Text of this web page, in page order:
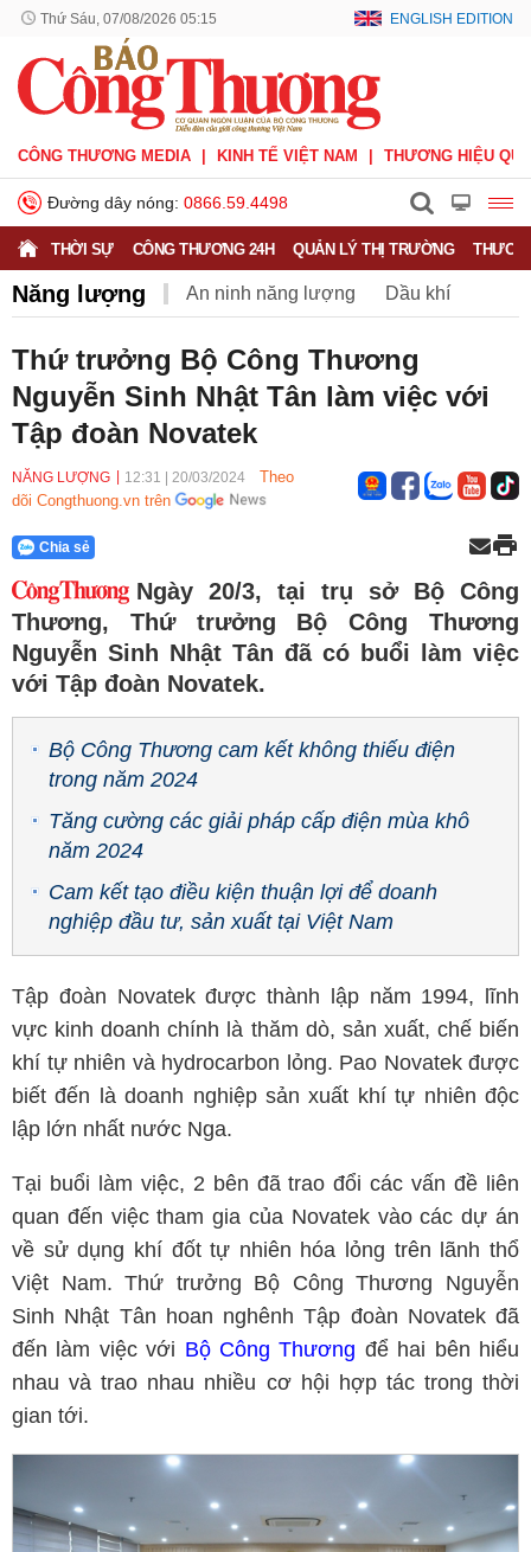
Thứ Sáu, 07/08/2026 05:15 ENGLISH EDITION
CÔNG THƯƠNG MEDIA KINH TẾ VIỆT NAM THƯƠNG HIỆU
Đường dây nóng: 0866.59.4498
THỜI SỰ CÔNG THƯƠNG 24H QUẢN LÝ THỊ TRƯỜNG
Năng lượng An ninh năng lượng Dầu khí
Thứ trưởng Bộ Công Thương
Nguyễn Sinh Nhật Tân làm việc với
Tập đoàn Novatek
NĂNG LƯỢNG 12:31 20/03/2024
Theo
dõi Congthuong.vn trên
Chia sẻ
Ngày 20/3, tại trụ sở Bộ Công
Thương, Thứ trưởng Bộ Công Thương
Nguyễn Sinh Nhật Tân đã có buổi làm việc
với Tập đoàn Novatek.
Bộ Công Thương cam kết không thiếu điện
trong năm 2024
Tăng cường các giải pháp cấp điện mùa khô
năm 2024
Cam kết tạo điều kiện thuận lợi để doanh
nghiệp đầu tư, sản xuất tại Việt Nam
Tập đoàn Novatek được thành lập năm 1994, lĩnh
vực kinh doanh chính là thăm dò, sản xuất, chế biến
khí tự nhiên và hydrocarbon lỏng. Pao Novatek được
biết đến là doanh nghiệp sản xuất khí tự nhiên độc
lập lớn nhất nước Nga.
Tại buổi làm việc, 2 bên đã trao đổi các vấn đề liên
quan đến việc tham gia của Novatek vào các dự án
về sử dụng khí đốt tự nhiên hóa lỏng trên lãnh thổ
Việt Nam. Thứ trưởng Bộ Công Thương Nguyễn
Sinh Nhật Tân hoan nghênh Tập đoàn Novatek đã
đến làm việc với Bộ Công Thương để hai bên hiểu
nhau và trao nhau nhiều cơ hội hợp tác trong thời
gian tới.